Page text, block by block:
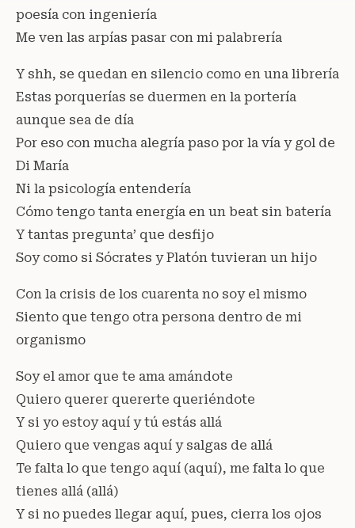
poesía con ingeniería
Me ven las arpías pasar con mi palabrería
Y shh, se quedan en silencio como en una librería
Estas porquerías se duermen en la portería
aunque sea de día
Por eso con mucha alegría paso por la vía y gol de
Di María
Ni la psicología entendería
Cómo tengo tanta energía en un beat sin batería
Y tantas pregunta’ que desfijo
Soy como si Sócrates y Platón tuvieran un hijo
Con la crisis de los cuarenta no soy el mismo
Siento que tengo otra persona dentro de mi
organismo
Soy el amor que te ama amándote
Quiero querer quererte queriéndote
Y si yo estoy aquí y tú estás allá
Quiero que vengas aquí y salgas de allá
Te falta lo que tengo aquí (aquí), me falta lo que
tienes allá (allá)
Y si no puedes llegar aquí, pues, cierra los ojos